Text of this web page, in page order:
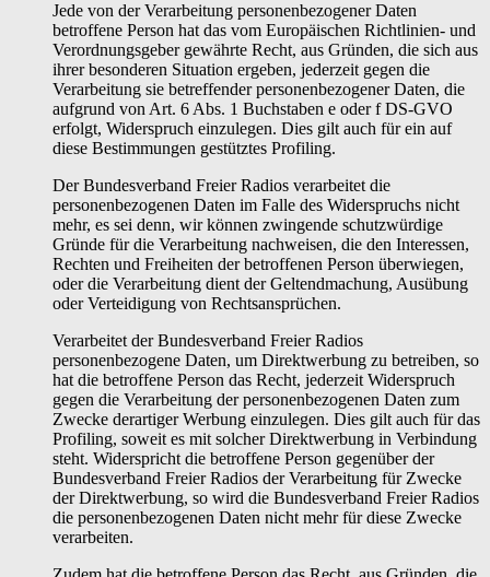
Jede von der Verarbeitung personenbezogener Daten
betroffene Person hat das vom Europäischen Richtlinien- und
Verordnungsgeber gewährte Recht, aus Gründen, die sich aus
ihrer besonderen Situation ergeben, jederzeit gegen die
Verarbeitung sie betreffender personenbezogener Daten, die
aufgrund von Art. 6 Abs. 1 Buchstaben e oder f DS-GVO
erfolgt, Widerspruch einzulegen. Dies gilt auch für ein auf
diese Bestimmungen gestütztes Profiling.
Der Bundesverband Freier Radios verarbeitet die
personenbezogenen Daten im Falle des Widerspruchs nicht
mehr, es sei denn, wir können zwingende schutzwürdige
Gründe für die Verarbeitung nachweisen, die den Interessen,
Rechten und Freiheiten der betroffenen Person überwiegen,
oder die Verarbeitung dient der Geltendmachung, Ausübung
oder Verteidigung von Rechtsansprüchen.
Verarbeitet der Bundesverband Freier Radios
personenbezogene Daten, um Direktwerbung zu betreiben, so
hat die betroffene Person das Recht, jederzeit Widerspruch
gegen die Verarbeitung der personenbezogenen Daten zum
Zwecke derartiger Werbung einzulegen. Dies gilt auch für das
Profiling, soweit es mit solcher Direktwerbung in Verbindung
steht. Widerspricht die betroffene Person gegenüber der
Bundesverband Freier Radios der Verarbeitung für Zwecke
der Direktwerbung, so wird die Bundesverband Freier Radios
die personenbezogenen Daten nicht mehr für diese Zwecke
verarbeiten.